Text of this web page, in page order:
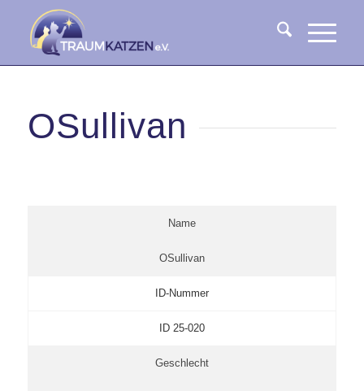
OSullivan
Name
OSullivan
ID-Nummer
ID 25-020
Geschlecht